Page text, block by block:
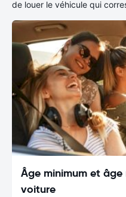
de louer le véhicule qui
Âge minimum et
voiture